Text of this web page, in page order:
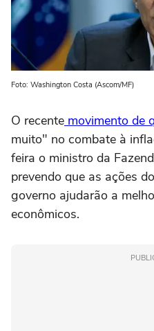
Foto: Washington Costa (Ascom/MF)
O recente movimento de
muito" no combate à
feira o ministro da
prevendo que as ações
governo ajudarão a
econômicos.